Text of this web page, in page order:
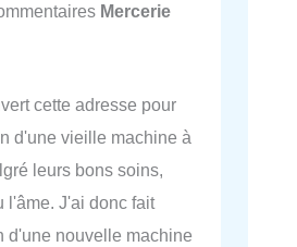
Mercerie
cette adresse pour
d'une vieille machine à
leurs bons soins,
l'âme. J'ai donc fait
d'une nouvelle machine